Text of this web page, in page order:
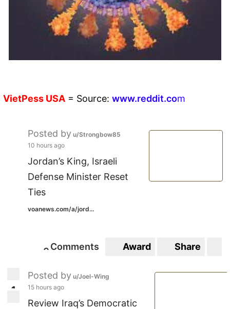
VietPess USA = Source: www.reddit.com
Posted by u/Strongbow85
10 hours ago
Jordan’s King, Israeli
Defense Minister Reset
Ties
voanews.com/a/jord...
00
Comments Award Share
11
Posted by u/Joel-Wing
15 hours ago
Review Iraq’s Democratic